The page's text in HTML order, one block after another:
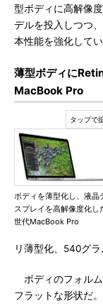
型ボディに高解像
デルを投入しつつ
本性能を強化してい
薄型ボディに
MacBook Pro
ボディを薄型化し、液晶
スプレイを高解像度化し
世代MacBook Pro
リ薄型化、540グラ
ボディのフォルム
フラットな形状だ